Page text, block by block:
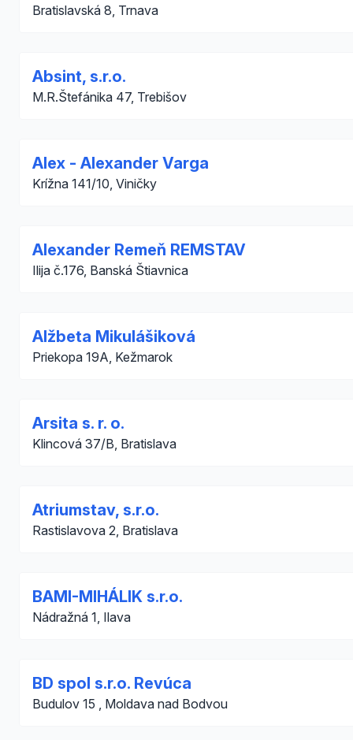
Bratislavská 8, Trnava
Absint, s.r.o.
M.R.Štefánika 47, Trebišov
Alex - Alexander Varga
Krížna 141/10, Viničky
Alexander Remeň REMSTAV
Ilija č.176, Banská Štiavnica
Alžbeta Mikulášiková
Priekopa 19A, Kežmarok
Arsita s. r. o.
Klincová 37/B, Bratislava
Atriumstav, s.r.o.
Rastislavova 2, Bratislava
BAMI-MIHÁLIK s.r.o.
Nádražná 1, Ilava
BD spol s.r.o. Revúca
Budulov 15 , Moldava nad Bodvou